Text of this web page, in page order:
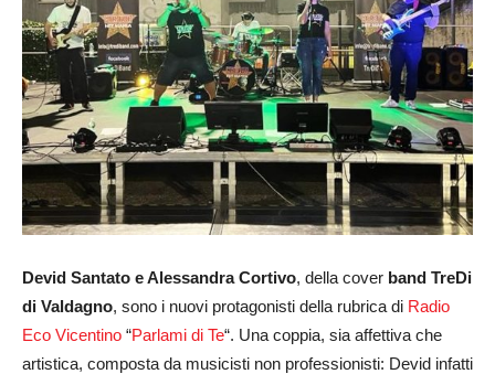
Devid Santato e Alessandra Cortivo, della cover band TreDi
di Valdagno, sono i nuovi protagonisti della rubrica di Radio
Eco Vicentino “Parlami di Te“. Una coppia, sia affettiva che
artistica, composta da musicisti non professionisti: Devid infatti